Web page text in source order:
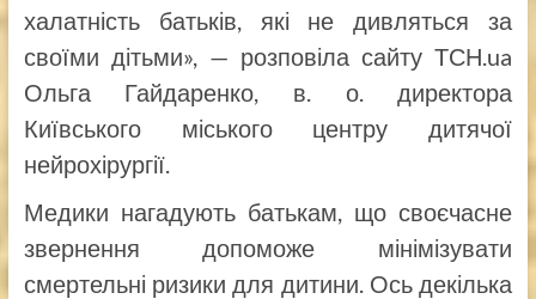
халатність батьків, які не дивляться за
своїми дітьми», — розповіла сайту ТСН.ua
Ольга Гайдаренко, в. о. директора
Київського міського центру дитячої
нейрохірургії.
Медики нагадують батькам, що своєчасне
звернення допоможе мінімізувати
смертельні ризики для дитини. Ось декілька